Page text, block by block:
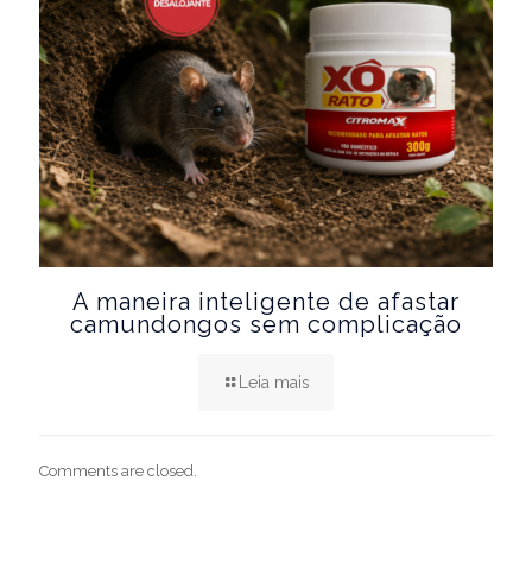
A maneira inteligente de afastar
camundongos sem complicação
Leia mais
Comments are closed.